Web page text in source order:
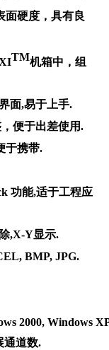
面硬度，具有良
TM机箱中，组
面,易于上手.
便于出差使用.
于携带.
功能,适于工程应
,X-Y显示.
BMP, JPG.
2000, Windows
通道数.